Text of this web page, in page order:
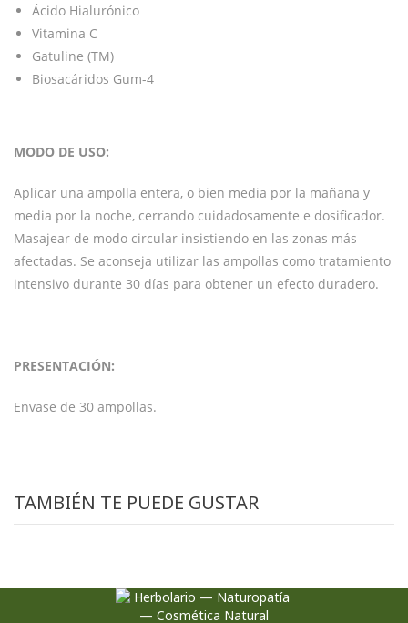
Ácido Hialurónico
Vitamina C
Gatuline (TM)
Biosacáridos Gum-4
MODO DE USO:
Aplicar una ampolla entera, o bien media por la mañana y
media por la noche, cerrando cuidadosamente e dosificador.
Masajear de modo circular insistiendo en las zonas más
afectadas. Se aconseja utilizar las ampollas como tratamiento
intensivo durante 30 días para obtener un efecto duradero.
PRESENTACIÓN:
Envase de 30 ampollas.
TAMBIÉN TE PUEDE GUSTAR